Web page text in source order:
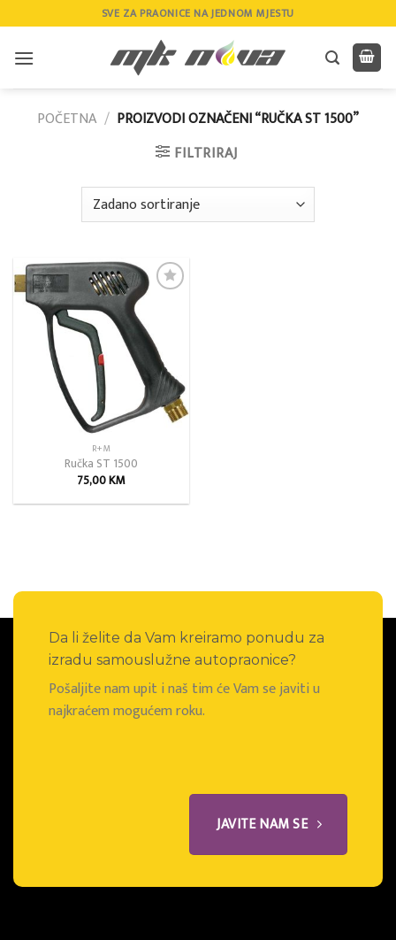
to
content
SVE ZA PRAONICE NA JEDNOM MJESTU
POČETNA / PROIZVODI OZNAČENI “RUČKA ST 1500”
FILTRIRAJ
R+M
Ručka ST 1500
75,00KM
Da li želite da Vam kreiramo ponudu za
izradu samouslužne autopraonice?
Pošaljite nam upit i naš tim će Vam se javiti u
najkraćem mogućem roku.
JAVITE NAM SE